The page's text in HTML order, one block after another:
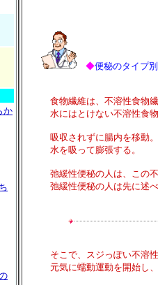
か
◆便秘のタイプ
食物繊維は、不溶性食物
水にはとけない不溶性食物
吸収されずに腸内を移動。
水を吸って膨張する。
弛緩性便秘の人は、この不
弛緩性便秘の人は先に述べ
そこで、スジっぽい不溶性食
元気に蠕動運動を開始し、